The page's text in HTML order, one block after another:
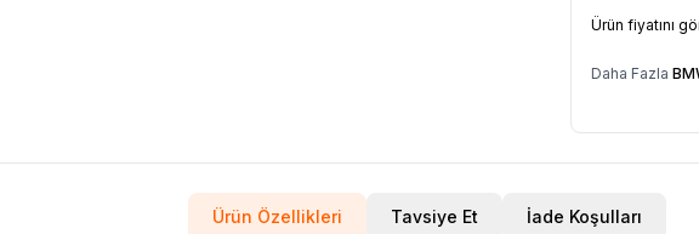
Ürün fiyatını
Daha Fazla
Ürün Özellikleri Tavsiye Et İade Koşulları